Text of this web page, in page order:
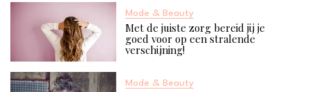
Mode & Beauty
Met de juiste zorg bereid jij je
goed voor op een stralende
verschijning!
Mode & Beauty